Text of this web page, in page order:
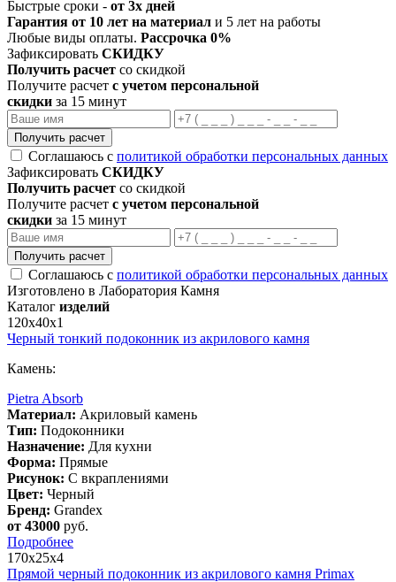
Быстрые сроки - от 3х дней
Гарантия от 10 лет на материал и 5 лет на работы
Любые виды оплаты. Рассрочка 0%
Зафиксировать СКИДКУ
Получить расчет со скидкой
Получите расчет с учетом персональной
скидки за 15 минут
Получить расчет
Соглашаюсь с политикой обработки персональных данных
Зафиксировать СКИДКУ
Получить расчет со скидкой
Получите расчет с учетом персональной
скидки за 15 минут
Получить расчет
Соглашаюсь с политикой обработки персональных данных
Изготовлено в Лаборатория Камня
Каталог изделий
120х40х1
Черный тонкий подоконник из акрилового камня
Камень:
Pietra Absorb
Материал: Акриловый камень
Тип: Подоконники
Назначение: Для кухни
Форма: Прямые
Рисунок: С вкраплениями
Цвет: Черный
Бренд: Grandex
от 43000 руб.
Подробнее
170х25х4
Прямой черный подоконник из акрилового камня Primax